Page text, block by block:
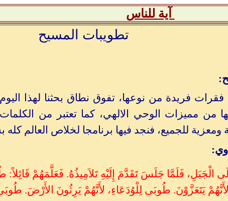
آية للناس
تطويبات المسيح
فريدة من نوعها، تفوق نطاق بحثنا لهذا
من مميزات الوحي الالهي، كما تعتبر من
للجميع، فنجد فيها برنامجا لخلاص العالم
الْجَبَلِ، فَلَمَّا جَلَسَ تَقَدَّمَ إِلَيْهِ تَلاَمِيذُهُ. فَعَلَّمَهُمْ
يَتَعَزَّوْنَ. طُوبَى لِلْوُدَعَاءِ، لأَنَّهُمْ يَرِثُونَ الأَرْضَ.